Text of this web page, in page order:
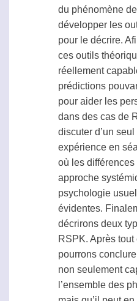
du phénomène de
développer les
pour le décrire.
ces outils
réellement
prédictions
pour aider les
dans des cas de
discuter d’un
expérience en
où les différences
approche
psychologie
évidentes.
décrirons deux
RSPK. Après
pourrons
non seulement
l’ensemble des